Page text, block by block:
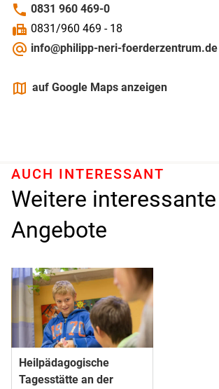
phone 0831 960 469-0
fax 0831/960 469 - 18
alternate_email info@philipp-neri-foerderzentrum.de
mapsauf Google Maps anzeigen
Weitere interessante
Angebote
AUCH INTERESSANT
Heilpädagogische
Tagesstätte an der